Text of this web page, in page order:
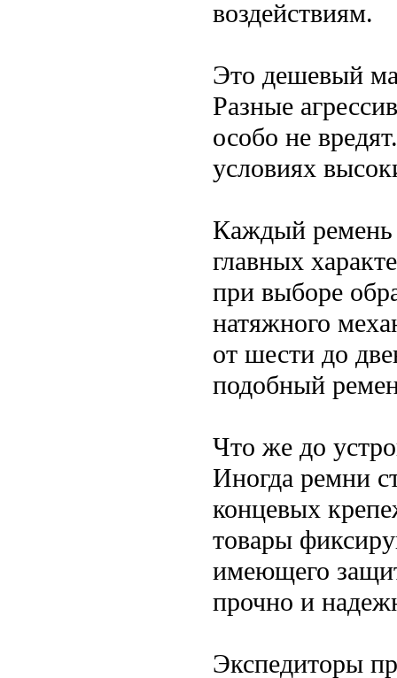
воздействиям.
Это дешевый
Разные
особо не
условиях
Каждый ремень
главных
при выборе
натяжного
от шести до
подобный
Что же до
Иногда ремни
концевых
товары
имеющего
прочно и
Экспедиторы